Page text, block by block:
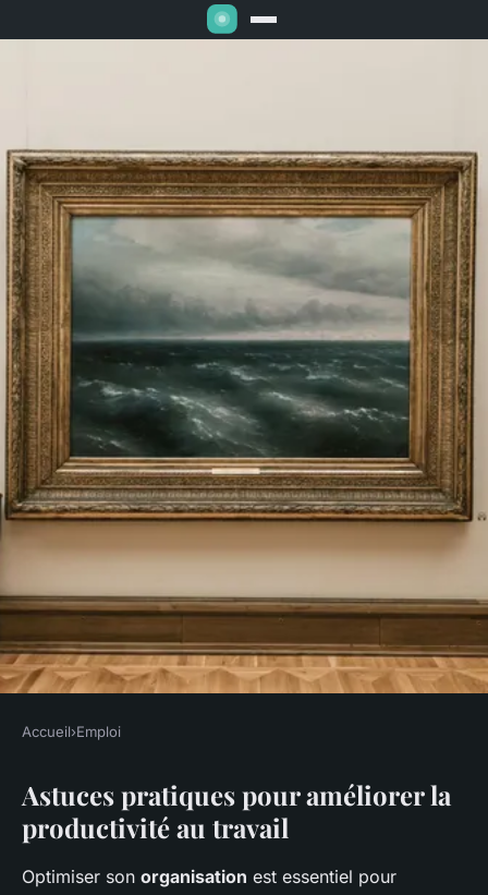
Découvrez les Dernières
Astuces pour Booster Votre
Expérience Professionnelle
Accueil›Emploi
Astuces pratiques pour améliorer la
productivité au travail
Optimiser son organisation est essentiel pour